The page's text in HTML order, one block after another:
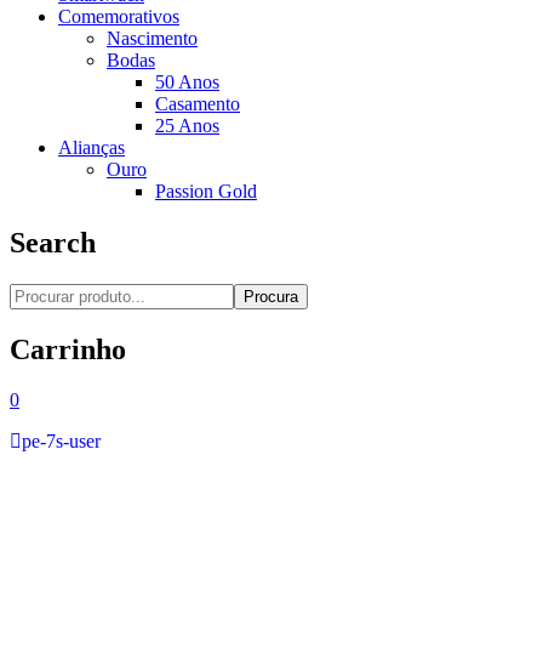
Comemorativos
Nascimento
Bodas
50 Anos
Casamento
25 Anos
Alianças
Ouro
Passion Gold
Search
Procura
Carrinho
0
pe-7s-user